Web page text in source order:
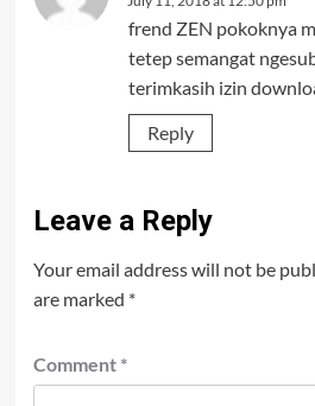
frend ZEN pokoknya
tetep semangat
terimkasih izin
Reply
Leave a Reply
Your email address will not be
are marked *
Comment *